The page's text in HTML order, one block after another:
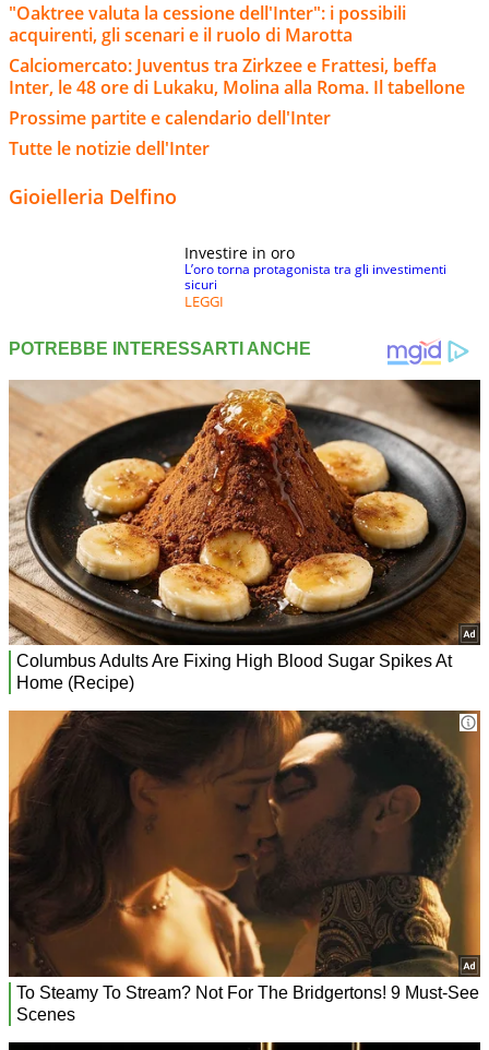
"Oaktree valuta la cessione dell'Inter": i possibili
acquirenti, gli scenari e il ruolo di Marotta
Calciomercato: Juventus tra Zirkzee e Frattesi, beffa
Inter, le 48 ore di Lukaku, Molina alla Roma. Il tabellone
Prossime partite e calendario dell'Inter
Tutte le notizie dell'Inter
Gioielleria Delfino
Investire in oro
L’oro torna protagonista tra gli investimenti
sicuri
LEGGI